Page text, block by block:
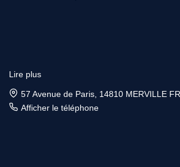
Lire plus
57 Avenue de Paris, 14810 MERVILLE
Afficher le téléphone